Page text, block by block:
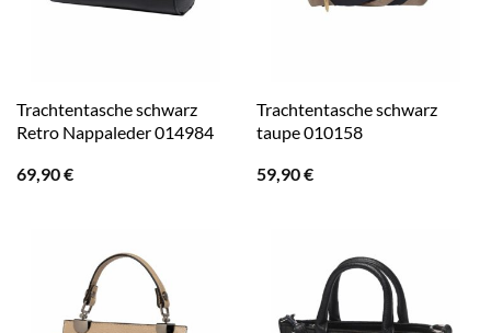
Trachtentasche schwarz
Retro Nappaleder 014984
69,90€
Trachtentasche schwarz
taupe 010158
59,90€